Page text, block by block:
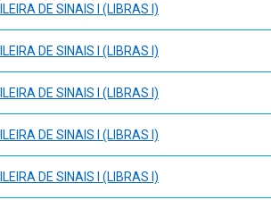
DE SINAIS I (LIBRAS I)
DE SINAIS I (LIBRAS I)
DE SINAIS I (LIBRAS I)
DE SINAIS I (LIBRAS I)
DE SINAIS I (LIBRAS I)